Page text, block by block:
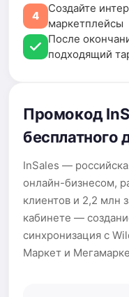
4
Создайте
маркетплейсы
После
подходящий
Промокод
бесплатного
InSales —
онлайн-бизнесом,
клиентов и 2,2 млн
кабинете —
синхронизация с
Маркет и